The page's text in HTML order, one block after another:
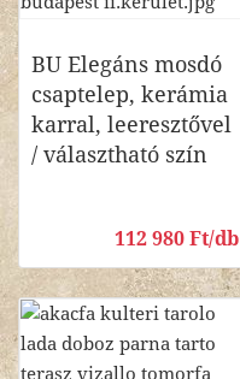
BU Elegáns mosdó
csaptelep, kerámia
karral, leeresztővel
/ választható szín
112 980 Ft/db